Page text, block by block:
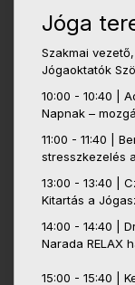
Jóga
Szakmai
Jógaoktatók
10:00 - 10:40 |
Napnak –
11:00 - 11:40 |
stresszkezelés
13:00 - 13:40 |
Kitartás a
14:00 - 14:40 |
Narada RELAX
15:00 - 15:40 |